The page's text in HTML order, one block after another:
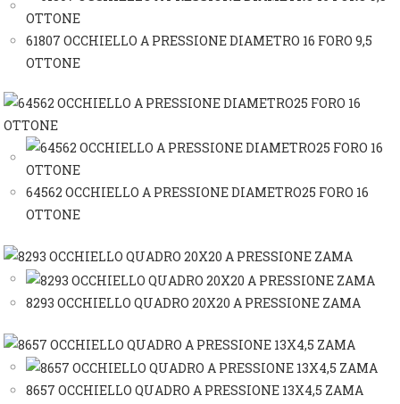
61807 OCCHIELLO A PRESSIONE DIAMETRO 16 FORO 9,5
OTTONE
64562 OCCHIELLO A PRESSIONE DIAMETRO25 FORO 16
OTTONE
8293 OCCHIELLO QUADRO 20X20 A PRESSIONE ZAMA
8657 OCCHIELLO QUADRO A PRESSIONE 13X4,5 ZAMA